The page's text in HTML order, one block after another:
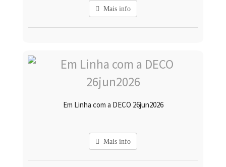
Mais info
Em Linha com a DECO 26jun2026
Mais info